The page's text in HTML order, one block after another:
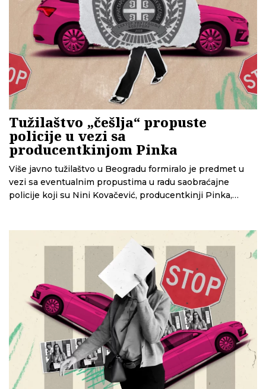
Tužilaštvo „češlja“ propuste
policije u vezi sa
producentkinjom Pinka
Više javno tužilaštvo u Beogradu formiralo je predmet u
vezi sa eventualnim propustima u radu saobraćajne
policije koji su Nini Kovačević, producentkinji Pinka,